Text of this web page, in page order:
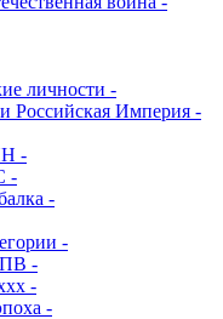
личности -
Российская Империя -
-
-
-
-
-
-
-